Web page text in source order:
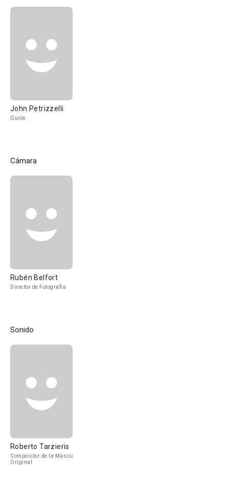
John Petrizzelli
Guión
Cámara
Rubén Belfort
Director de Fotografía
Sonido
Roberto Tarzieris
Compositor de la Música
Original